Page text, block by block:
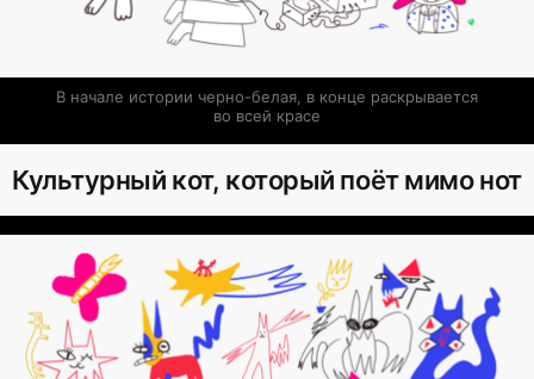
В начале истории черно-белая, в конце раскрывается
во всей красе
Культурный кот, который поёт мимо нот